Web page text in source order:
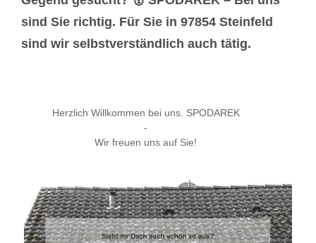
sind Sie richtig. Für Sie in 97854 Steinfeld
sind wir selbstverständlich auch tätig.
Herzlich Willkommen bei uns. SPODAREK
-
Wir freuen uns auf Sie!